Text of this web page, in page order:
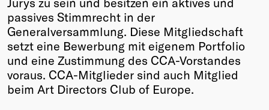
Membership
Info
Members
Young Creatives
Friends of Creativity
Winners
passives Stimmrecht in der
Generalversammlung. Diese Mitgliedschaft
setzt eine Bewerbung mit eigenem Portfolio
und eine Zustimmung des CCA-Vorstandes
voraus. CCA-Mitglieder sind auch Mitglied
beim Art Directors Club of Europe.